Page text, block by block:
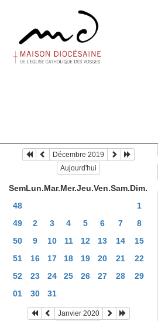
Décembre 2019
Aujourd'hui
SemLun.Mar.Mer.Jeu.Ven.Sam.Dim.
48
1
49
2 3 4 5 6 7
8
50
9 10 11 12 13 14
15
51
16 17 18 19 20 21
22
52
23 24 25 26 27 28
29
01
30 31
Janvier 2020